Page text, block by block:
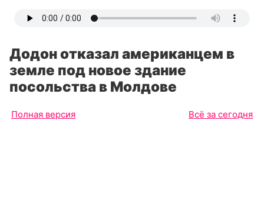
Додон отказал американцем в
земле под новое здание
посольства в Молдове
Полная версия Всё за сегодня